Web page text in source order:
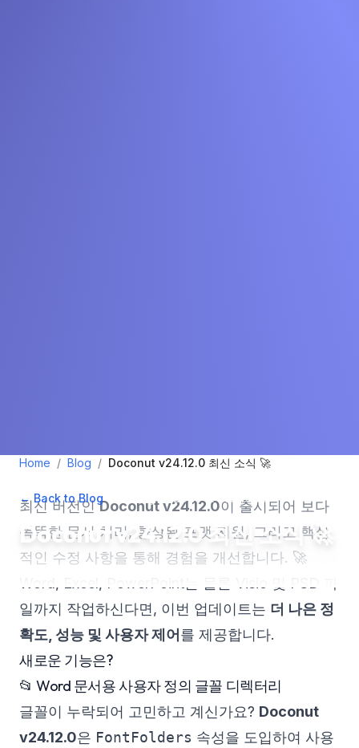
Home / Blog / Doconut v24.12.0 최신 소식 🚀
← Back to Blog• January 3, 2025• 2min read
Doconut v24.12.0 최신 소식 🚀
최신 버전인Doconut v24.12.0이 출시되어 보다
똑똑한 문서 처리, 향상된 포맷 지원, 그리고 핵심
적인 수정 사항을 통해 경험을 개선합니다. 🚀
일까지 작업하신다면, 이번 업데이트는 더 나은 정
확도, 성능 및 사용자 제어 를 제공합니다.
새로운 기능은?
📂 Word 문서용 사용자 정의 글꼴 디렉터리
글꼴이 누락되어 고민하고 계신가요? Doconut
v24.12.0은 FontFolders 속성을 도입하여 사용